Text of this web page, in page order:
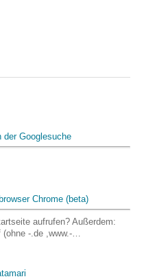
der Googlesuche
Chrome (beta)
aufrufen? Außerdem:
-.de ,www.-…